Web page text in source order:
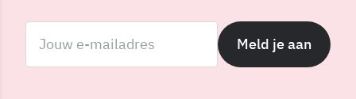
Meld je aan